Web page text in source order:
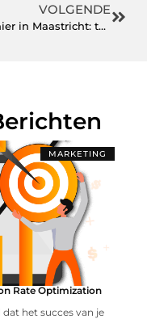
VOLGENDE
Hovenier in Maastricht: tuinaanleg in Limburg met natuurlijke elementen
MARKETING
Rate Optimization
het succes van je